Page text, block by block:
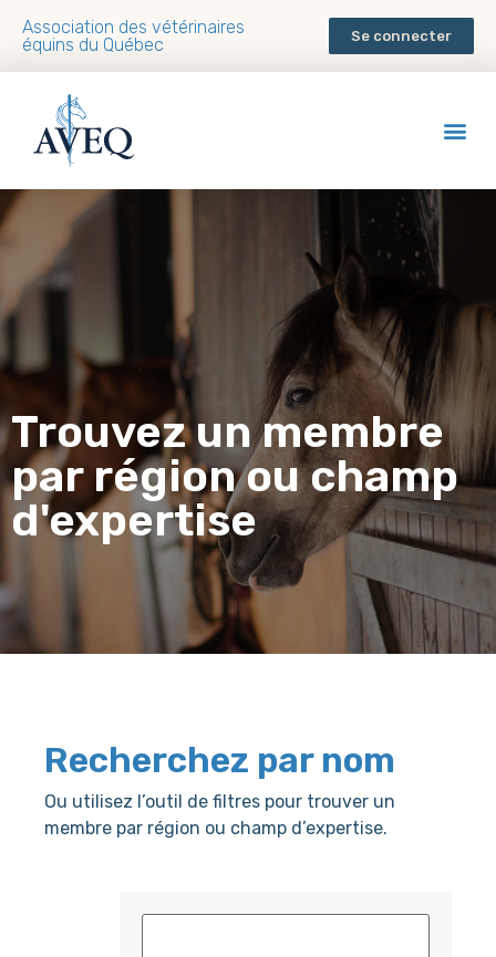
Association des vétérinaires
équins du Québec
Se connecter
Trouvez un membre
par région ou champ
d'expertise
Recherchez par nom
Ou utilisez l’outil de filtres pour trouver un
membre par région ou champ d’expertise.